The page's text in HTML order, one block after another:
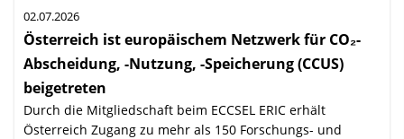
02.07.2026
Österreich ist europäischem Netzwerk für CO₂-
Abscheidung, -Nutzung, -Speicherung (CCUS)
beigetreten
Durch die Mitgliedschaft beim ECCSEL ERIC erhält
Österreich Zugang zu mehr als 150 Forschungs- und